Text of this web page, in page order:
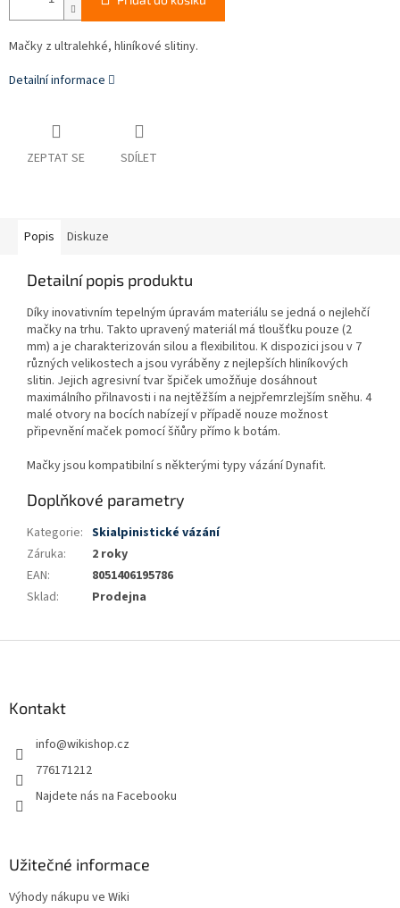
Mačky z ultralehké, hliníkové slitiny.
Detailní informace
ZEPTAT SE SDÍLET
Popis Diskuze
Detailní popis produktu
Díky inovativním tepelným úpravám materiálu se jedná o nejlehčí
mačky na trhu. Takto upravený materiál má tloušťku pouze (2
mm) a je charakterizován silou a flexibilitou. K dispozici jsou v 7
různých velikostech a jsou vyráběny z nejlepších hliníkových
slitin. Jejich agresivní tvar špiček umožňuje dosáhnout
maximálního přilnavosti i na nejtěžším a nejpřemrzlejším sněhu. 4
malé otvory na bocích nabízejí v případě nouze možnost
připevnění maček pomocí šňůry přímo k botám.
Mačky jsou kompatibilní s některými typy vázání Dynafit.
Doplňkové parametry
Kategorie: Skialpinistické vázání
Záruka:
2 roky
EAN:
8051406195786
Sklad: Prodejna
Kontakt
info@wikishop.cz
776171212
Najdete nás na Facebooku
Užitečné informace
Výhody nákupu ve Wiki